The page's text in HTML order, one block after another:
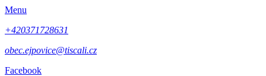
Menu
+420371728631
obec.ejpovice@tiscali.cz
Facebook